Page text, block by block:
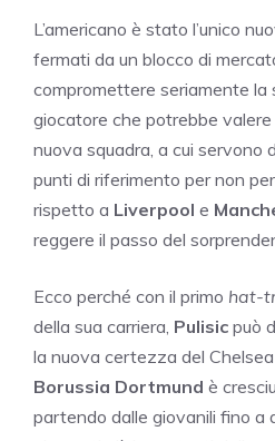
L’americano è stato l’unico
fermati da un blocco di
compromettere seriamente la
giocatore che potrebbe valere
nuova squadra, a cui servono
punti di riferimento per non
rispetto a Liverpool e
reggere il passo del
Ecco perché con il primo hat-
della sua carriera, Pulisic può
la nuova certezza del
Borussia Dortmund è
partendo dalle giovanili fino a